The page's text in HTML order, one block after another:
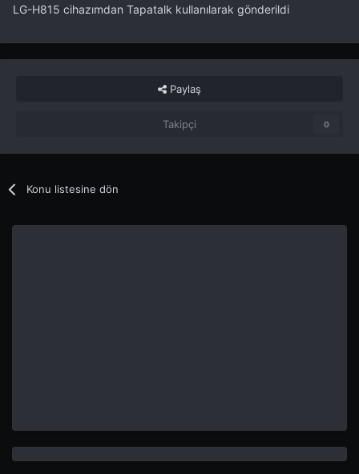
LG-H815 cihazımdan Tapatalk kullanılarak gönderildi
Paylaş
Takipçi 0
Konu listesine dön